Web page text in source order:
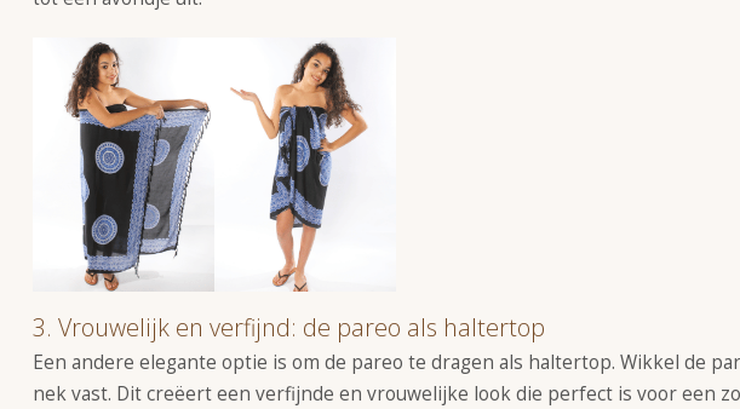
3. Vrouwelijk en verfijnd: de pareo als haltertop
Een andere elegante optie is om de pareo te dragen als haltertop. Wikkel de
nek vast. Dit creëert een verfijnde en vrouwelijke look die perfect is voor een